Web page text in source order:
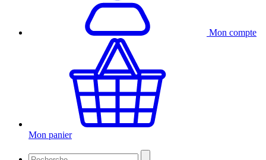
Mon compte
Mon panier